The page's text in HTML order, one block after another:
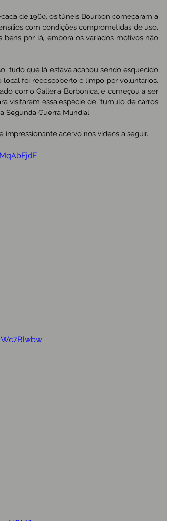
de 1960, os túneis Bourbon começaram a
com condições comprometidas de uso.
bens por lá, embora os variados motivos não
tudo que lá estava acabou sendo esquecido
foi redescoberto e limpo por voluntários.
como Galleria Borbonica, e começou a ser
visitarem essa espécie de “túmulo de carros
Segunda Guerra Mundial.
impressionante acervo nos vídeos a seguir.